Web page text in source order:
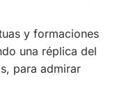
y formaciones
una réplica del
para admirar